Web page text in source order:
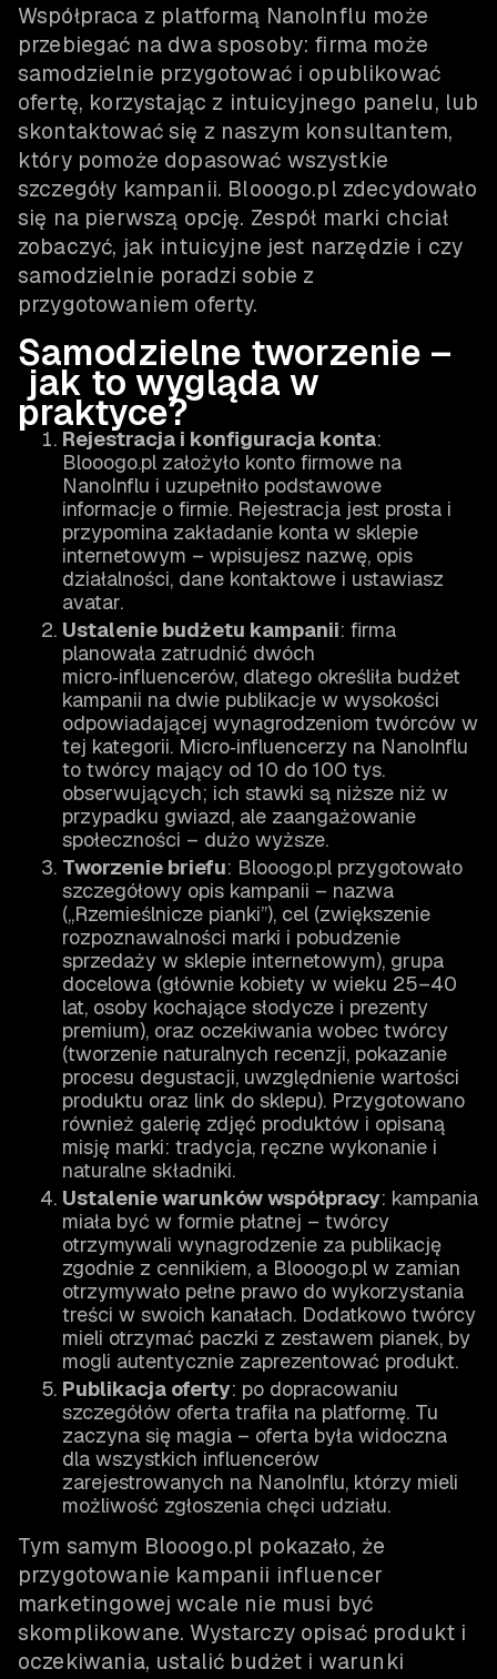
Współpraca z platformą NanoInflu może
przebiegać na dwa sposoby: firma może
samodzielnie przygotować i opublikować
ofertę, korzystając z intuicyjnego panelu, lub
skontaktować się z naszym konsultantem,
który pomoże dopasować wszystkie
szczegóły kampanii. Blooogo.pl zdecydowało
się na pierwszą opcję. Zespół marki chciał
zobaczyć, jak intuicyjne jest narzędzie i czy
samodzielnie poradzi sobie z
przygotowaniem oferty.
Samodzielne tworzenie –
jak to wygląda w
praktyce?
Rejestracja i konfiguracja konta:
Blooogo.pl założyło konto firmowe na
NanoInflu i uzupełniło podstawowe
informacje o firmie. Rejestracja jest prosta i
przypomina zakładanie konta w sklepie
internetowym – wpisujesz nazwę, opis
działalności, dane kontaktowe i ustawiasz
avatar.
Ustalenie budżetu kampanii: firma
planowała zatrudnić dwóch
micro‑influencerów, dlatego określiła budżet
kampanii na dwie publikacje w wysokości
odpowiadającej wynagrodzeniom twórców w
tej kategorii. Micro‑influencerzy na NanoInflu
to twórcy mający od 10 do 100 tys.
obserwujących; ich stawki są niższe niż w
przypadku gwiazd, ale zaangażowanie
społeczności – dużo wyższe.
Tworzenie briefu: Blooogo.pl przygotowało
szczegółowy opis kampanii – nazwa
(„Rzemieślnicze pianki”), cel (zwiększenie
rozpoznawalności marki i pobudzenie
sprzedaży w sklepie internetowym), grupa
docelowa (głównie kobiety w wieku 25–40
lat, osoby kochające słodycze i prezenty
premium), oraz oczekiwania wobec twórcy
(tworzenie naturalnych recenzji, pokazanie
procesu degustacji, uwzględnienie wartości
produktu oraz link do sklepu). Przygotowano
również galerię zdjęć produktów i opisaną
misję marki: tradycja, ręczne wykonanie i
naturalne składniki.
Ustalenie warunków współpracy: kampania
miała być w formie płatnej – twórcy
otrzymywali wynagrodzenie za publikację
zgodnie z cennikiem, a Blooogo.pl w zamian
otrzymywało pełne prawo do wykorzystania
treści w swoich kanałach. Dodatkowo twórcy
mieli otrzymać paczki z zestawem pianek, by
mogli autentycznie zaprezentować produkt.
Publikacja oferty: po dopracowaniu
szczegółów oferta trafiła na platformę. Tu
zaczyna się magia – oferta była widoczna
dla wszystkich influencerów
zarejestrowanych na NanoInflu, którzy mieli
możliwość zgłoszenia chęci udziału.
Tym samym Blooogo.pl pokazało, że
przygotowanie kampanii influencer
marketingowej wcale nie musi być
skomplikowane. Wystarczy opisać produkt i
oczekiwania, ustalić budżet i warunki